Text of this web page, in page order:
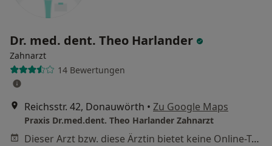
Dr. med. dent. Theo Harlander
Zahnarzt
14 Bewertungen
Reichsstr. 42, Donauwörth • Zu Google Maps
Praxis Dr.med.dent. Theo Harlander Zahnarzt
Dieser Arzt bzw. diese Ärztin bietet keine Online-Terminbuchung an diesem Standort an.